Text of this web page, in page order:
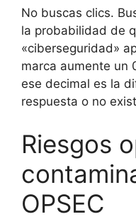
No buscas clics.
la probabilidad de
«ciberseguridad»
marca aumente un
ese decimal es la
respuesta o no
Riesgos
OPSEC